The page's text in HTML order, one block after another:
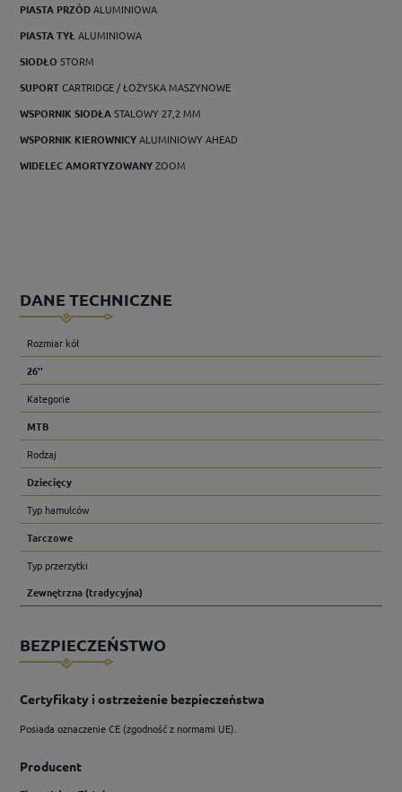
PIASTA PRZÓDALUMINIOWA
PIASTA TYŁ ALUMINIOWA
SIODŁO STORM
SUPORTCARTRIDGE / ŁOŻYSKA MASZYNOWE
WSPORNIK SIODŁASTALOWY 27,2 MM
WSPORNIK KIEROWNICYALUMINIOWY AHEAD
WIDELEC AMORTYZOWANYZOOM
DANE TECHNICZNE
Rozmiar kół
26''
Kategorie
MTB
Rodzaj
Dziecięcy
Typ hamulców
Tarczowe
Typ przerzytki
Zewnętrzna (tradycyjna)
BEZPIECZEŃSTWO
Certyfikaty i ostrzeżenie bezpieczeństwa
Posiada oznaczenie CE (zgodność z normami UE).
Producent